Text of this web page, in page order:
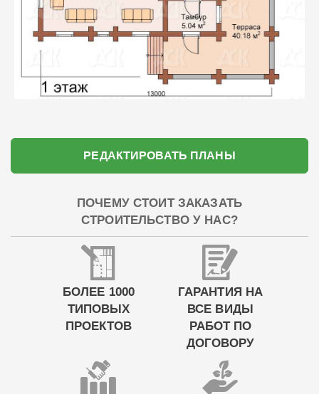
РЕДАКТИРОВАТЬ ПЛАНЫ
ПОЧЕМУ СТОИТ ЗАКАЗАТЬ
СТРОИТЕЛЬСТВО У НАС?
БОЛЕЕ 1000
ТИПОВЫХ
ПРОЕКТОВ
ГАРАНТИЯ НА
ВСЕ ВИДЫ
РАБОТ ПО
ДОГОВОРУ